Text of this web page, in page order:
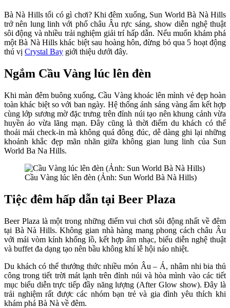
Bà Nà Hills tối có gì chơi? Khi đêm xuống, Sun World Bà Nà Hills
trở nên lung linh với phố châu Âu rực sáng, show diễn nghệ thuật
sôi động và nhiều trải nghiệm giải trí hấp dẫn. Nếu muốn khám phá
một Bà Nà Hills khác biệt sau hoàng hôn, đừng bỏ qua 5 hoạt động
thú vị Crystal Bay giới thiệu dưới đây.
Ngắm Cầu Vàng lúc lên đèn
Khi màn đêm buông xuống, Cầu Vàng khoác lên mình vẻ đẹp hoàn
toàn khác biệt so với ban ngày. Hệ thống ánh sáng vàng ấm kết hợp
cùng lớp sương mờ đặc trưng trên đỉnh núi tạo nên khung cảnh vừa
huyền ảo vừa lãng mạn. Đây cũng là thời điểm du khách có thể
thoải mái check-in mà không quá đông đúc, dễ dàng ghi lại những
khoảnh khắc đẹp mãn nhãn giữa không gian lung linh của Sun
World Ba Na Hills.
Cầu Vàng lúc lên đèn (Ảnh: Sun World Bà Nà Hills)
Tiệc đêm hấp dẫn tại Beer Plaza
Beer Plaza là một trong những điểm vui chơi sôi động nhất về đêm
tại Bà Nà Hills. Không gian nhà hàng mang phong cách châu Âu
với mái vòm kính khổng lồ, kết hợp âm nhạc, biểu diễn nghệ thuật
và buffet đa dạng tạo nên bầu không khí lễ hội náo nhiệt.
Du khách có thể thưởng thức nhiều món Âu – Á, nhâm nhi bia thủ
công trong tiết trời mát lạnh trên đỉnh núi và hòa mình vào các tiết
mục biểu diễn trực tiếp đầy năng lượng (After Glow show). Đây là
trải nghiệm rất được các nhóm bạn trẻ và gia đình yêu thích khi
khám phá Bà Nà về đêm.